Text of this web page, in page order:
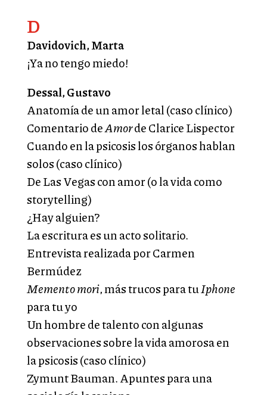
D
Davidovich, Marta
¡Ya no tengo miedo!
Dessal, Gustavo
Anatomía de un amor letal (caso clínico)
Comentario deAmorde Clarice Lispector
Cuando en la psicosis los órganos hablan
solos (caso clínico)
De Las Vegas con amor (o la vida como
storytelling)
¿Hay alguien?
La escritura es un acto solitario.
Entrevista realizada por Carmen
Bermúdez
Memento mori, más trucos para tuIphone
para tu yo
Un hombre de talento con algunas
observaciones sobre la vida amorosa en
la psicosis (caso clínico)
Zymunt Bauman. Apuntes para una